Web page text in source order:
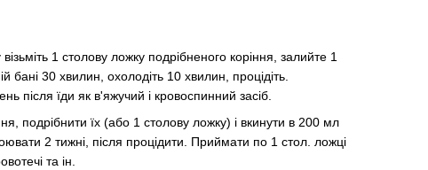
1 столову ложку подрібненого коріння, залийте 1
бані 30 хвилин, охолодіть 10 хвилин, процідіть.
після їди як в'яжучий і кровоспинний засіб.
подрібнити їх (або 1 столову ложку) і вкинути в 200 мл
2 тижні, після процідити. Приймати по 1 стол. ложці
та ін.